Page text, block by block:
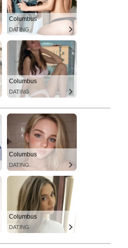
Columbus
DATING
Columbus
DATING
Columbus
DATING
Columbus
DATING